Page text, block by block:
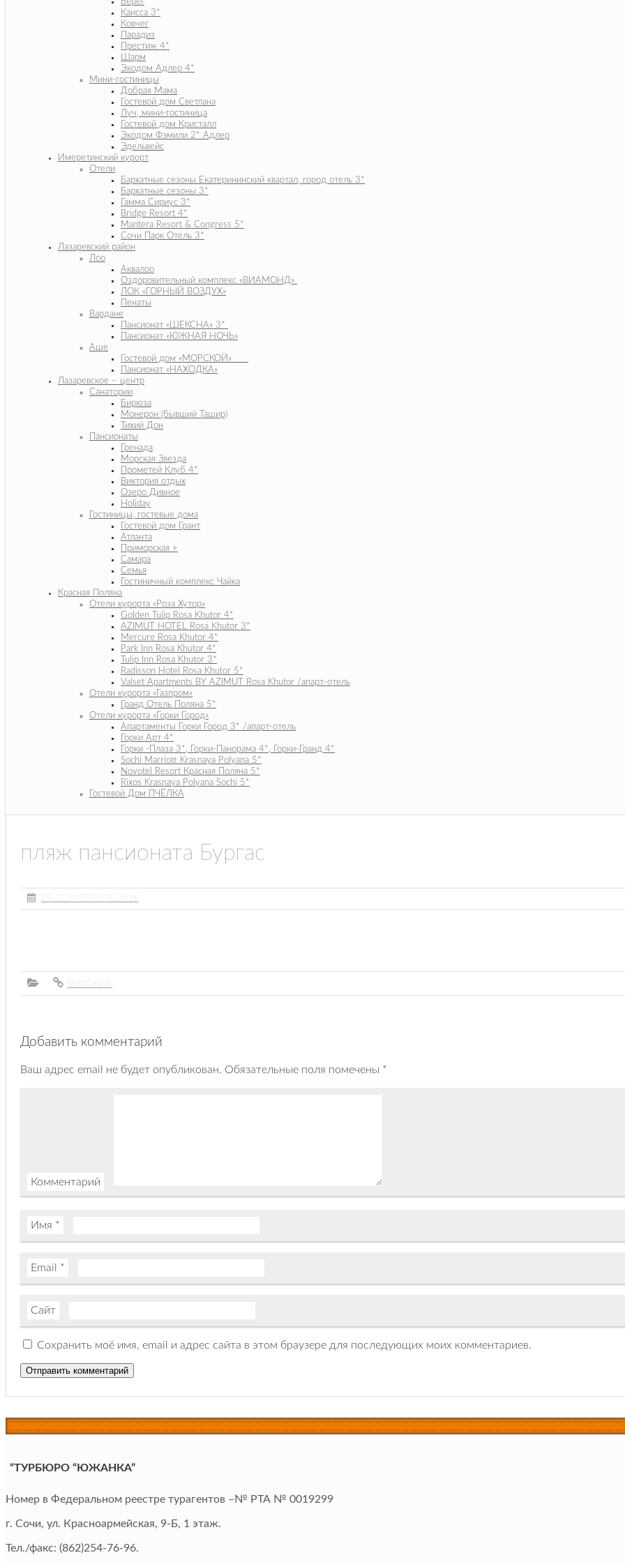
Каисса 3*
Ковчег
Парадиз
Престиж 4*
Шарм
Экодом Адлер 4*
Мини-гостиницы
Добрая Мама
Гостевой дом Светлана
Луч, мини-гостиница
Гостевой дом Кристалл
Экодом Фэмили 2* Адлер
Эдельвейс
Имеретинский курорт
Отели
Бархатные сезоны Екатерининский квартал, город отель 3*
Бархатные сезоны 3*
Гамма Сириус 3*
Bridge Resort 4*
Mantera Resort & Congress 5*
Сочи Парк Отель 3*
Лазаревский район
Лоо
Аквалоо
Оздоровительный комплекс «ВИАМОНД»
ЛОК «ГОРНЫЙ ВОЗДУХ»
Пенаты
Вардане
Пансионат «ШЕКСНА» 3*
Пансионат «ЮЖНАЯ НОЧЬ»
Аше
Гостевой дом «МОРСКОЙ»
Пансионат «НАХОДКА»
Лазаревское – центр
Санатории
Бирюза
Монерон (бывший Ташир)
Тихий Дон
Пансионаты
Гренада
Морская Звезда
Прометей Клуб 4*
Виктория отдых
Озеро Дивное
Holiday
Гостиницы, гостевые дома
Гостевой дом Грант
Атланта
Приморская +
Самара
Семья
Гостиничный комплекс Чайка
Красная Поляна
Отели курорта «Роза Хутор»
Golden Tulip Rosa Khutor 4*
AZIMUT HOTEL Rosa Khutor 3*
Mercure Rosa Khutor 4*
Park Inn Rosa Khutor 4*
Tulip Inn Rosa Khutor 3*
Radisson Hotel Rosa Khutor 5*
Valset Apartments BY AZIMUT Rosa Khutor /апарт-отель
Отели курорта «Газпром»
Гранд Отель Поляна 5*
Отели курорта «Горки Город»
Апартаменты Горки Город 3* /апарт-отель
Горки Арт 4*
Горки -Плаза 3*, Горки-Панорама 4*, Горки-Гранд 4*
Sochi Marriott Krasnaya Polyana 5*
Novotel Resort Красная Поляна 5*
Rixos Krasnaya Polyana Sochi 5*
Гостевой Дом ПЧЁЛКА
пляж пансионата Бургас
25.12.2015 29.01.2016
Permalink
Добавить комментарий
Ваш адрес email не будет опубликован. Обязательные поля помечены *
Комментарий
Имя *
Email *
Сайт
Сохранить моё имя, email и адрес сайта в этом браузере для последующих моих комментариев.
“ТУРБЮРО “ЮЖАНКА”
Номер в Федеральном реестре турагентов –№ РТА № 0019299
г. Сочи, ул. Красноармейская, 9-Б, 1 этаж.
Тел./факс: (862)254-76-96.